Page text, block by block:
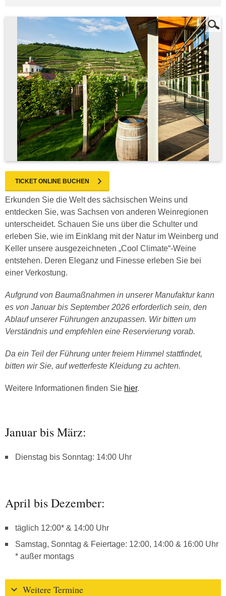
TICKET ONLINE BUCHEN
Erkunden Sie die Welt des sächsischen Weins und
entdecken Sie, was Sachsen von anderen Weinregionen
unterscheidet. Schauen Sie uns über die Schulter und
erleben Sie, wie im Einklang mit der Natur im Weinberg und
Keller unsere ausgezeichneten „Cool Climate“-Weine
entstehen. Deren Eleganz und Finesse erleben Sie bei
einer Verkostung.
Aufgrund von Baumaßnahmen in unserer Manufaktur kann
es von Januar bis September 2026 erforderlich sein, den
Ablauf unserer Führungen anzupassen. Wir bitten um
Verständnis und empfehlen eine Reservierung vorab.
Da ein Teil der Führung unter freiem Himmel stattfindet,
bitten wir Sie, auf wetterfeste Kleidung zu achten.
Weitere Informationen finden Sie hier.
Januar bis März:
Dienstag bis Sonntag: 14:00 Uhr
April bis Dezember:
täglich 12:00* & 14:00 Uhr
Samstag, Sonntag & Feiertage: 12:00, 14:00 & 16:00 Uhr
* außer montags
Weitere Termine